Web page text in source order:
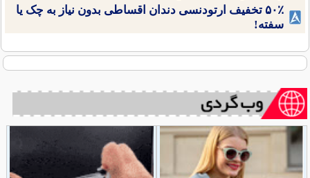
۵۰٪ تخفیف ارتودنسی دندان اقساطی بدون نیاز به چک یا
سفته!